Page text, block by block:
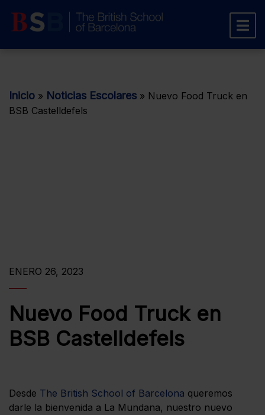
Inicio » Noticias Escolares » Nuevo Food Truck en
BSB Castelldefels
ENERO 26, 2023
Nuevo Food Truck en
BSB Castelldefels
Desde The British School of Barcelona queremos
darle la bienvenida a La Mundana, nuestro nuevo